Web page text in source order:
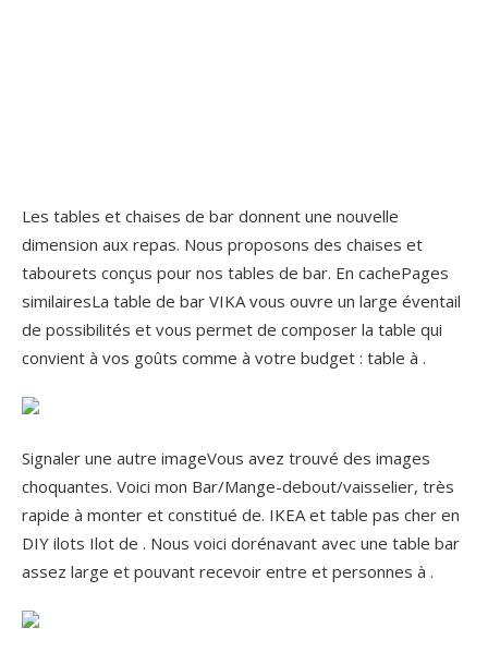
Les tables et chaises de bar donnent une nouvelle
dimension aux repas. Nous proposons des chaises et
tabourets conçus pour nos tables de bar. En cachePages
similairesLa table de bar VIKA vous ouvre un large éventail
de possibilités et vous permet de composer la table qui
convient à vos goûts comme à votre budget : table à .
Signaler une autre imageVous avez trouvé des images
choquantes. Voici mon Bar/Mange-debout/vaisselier, très
rapide à monter et constitué de. IKEA et table pas cher en
DIY ilots Ilot de . Nous voici dorénavant avec une table bar
assez large et pouvant recevoir entre et personnes à .